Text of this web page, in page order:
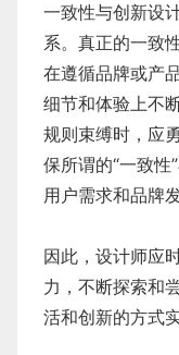
一致性与创新设
系。真正的一致
在遵循品牌或产
细节和体验上不
规则束缚时，应
保所谓的“一致性
用户需求和品牌
因此，设计师应
力，不断探索和
活和创新的方式